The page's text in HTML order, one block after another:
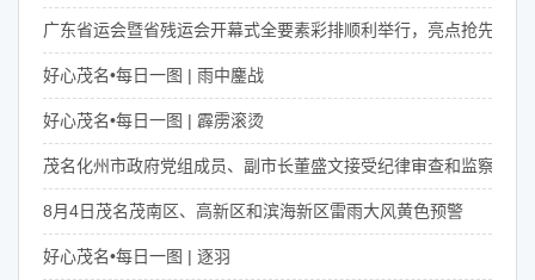
广东省运会暨省残运会开幕式全要素彩排顺利举行，亮点抢先看！
好心茂名•每日一图 | 雨中鏖战
好心茂名•每日一图 | 霹雳滚烫
茂名化州市政府党组成员、副市长董盛文接受纪律审查和监察调查
8月4日茂名茂南区、高新区和滨海新区雷雨大风黄色预警
好心茂名•每日一图 | 逐羽